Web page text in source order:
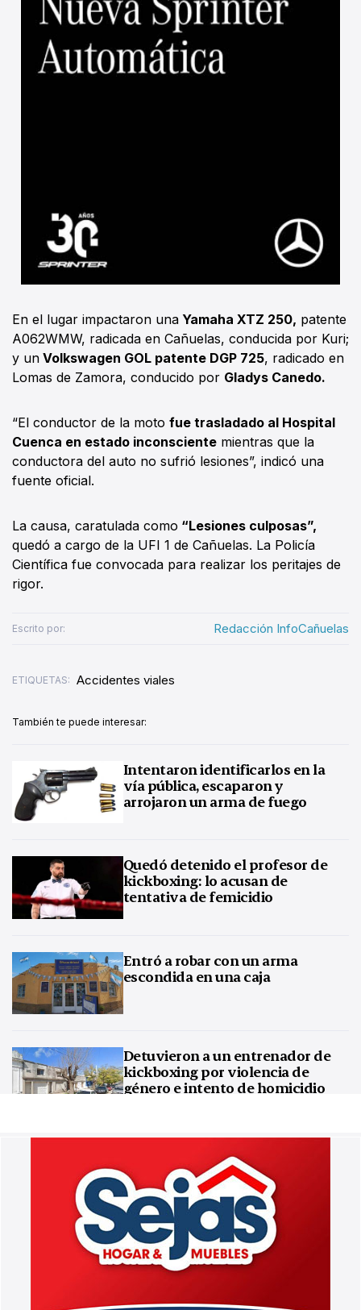
En el lugar impactaron una Yamaha XTZ 250, patente
A062WMW, radicada en Cañuelas, conducida por Kuri;
y un Volkswagen GOL patente DGP 725, radicado en
Lomas de Zamora, conducido por Gladys Canedo.
“El conductor de la moto fue trasladado al Hospital
Cuenca en estado inconsciente mientras que la
conductora del auto no sufrió lesiones”, indicó una
fuente oficial.
La causa, caratulada como “Lesiones culposas”,
quedó a cargo de la UFI 1 de Cañuelas. La Policía
Científica fue convocada para realizar los peritajes de
rigor.
Escrito por: Redacción InfoCañuelas
ETIQUETAS: Accidentes viales
También te puede interesar:
Intentaron identificarlos en la
vía pública, escaparon y
arrojaron un arma de fuego
Quedó detenido el profesor de
kickboxing: lo acusan de
tentativa de femicidio
Entró a robar con un arma
escondida en una caja
Detuvieron a un entrenador de
kickboxing por violencia de
género e intento de homicidio